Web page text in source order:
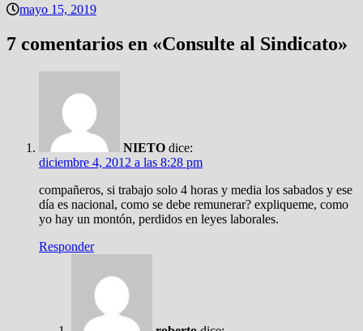
mayo 15, 2019
7 comentarios en «Consulte al Sindicato»
NIETO dice:
diciembre 4, 2012 a las 8:28 pm
compañeros, si trabajo solo 4 horas y media los sabados y ese
día es nacional, como se debe remunerar? expliqueme, como
yo hay un montón, perdidos en leyes laborales.
Responder